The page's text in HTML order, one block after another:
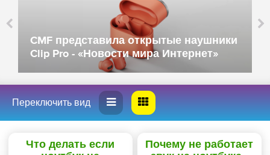
CMF представила открытые наушники
Clip Pro - «Новости мира Интернет»
Что делать если
Почему не работает